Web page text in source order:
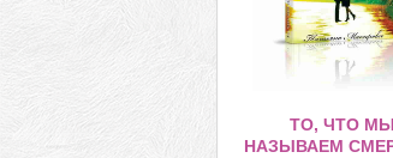
ТО, ЧТО МЫ
НАЗЫВАЕМ